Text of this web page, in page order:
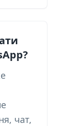
чат,